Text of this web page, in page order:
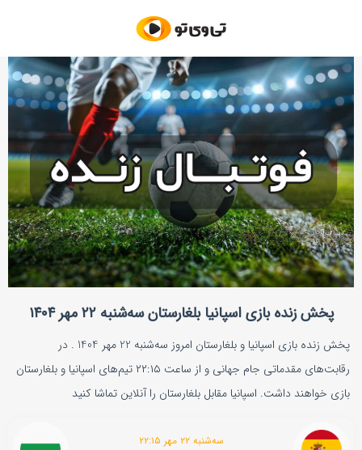
پخش زنده بازی اسپانیا بلغارستان سه‌شنبه ۲۲ مهر ۱۴۰۴
پخش زنده بازی اسپانیا و بلغارستان امروز سه‌شنبه 22 مهر 1404 . در
رقابت‌های مقدماتی جام جهانی و از ساعت ۲۲:۱۵ تیم‌های اسپانیا و بلغارستان
بازی خواهند داشت. اسپانیا مقابل بلغارستان را آنلاین تماشا کنید
سه‌شنبه ۲۲ مهر ۲۲:۱۵